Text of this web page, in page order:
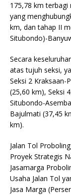
175,78 km terbagi
yang
km, dan tahap II
Situbondo)-
Secara
atas tujuh seksi,
Seksi 2 Kraksaan-
(25,60 km), Seksi
Situbondo-
Bajulmati (37,45
km).
Jalan Tol
Proyek Strategis
Jasamarga
Usaha Jalan Tol
Jasa Marga